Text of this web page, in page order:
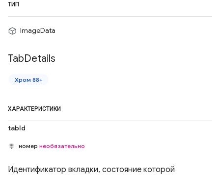
ТИП
ImageData
TabDetails
Хром 88+
ХАРАКТЕРИСТИКИ
tabId
номер необязательно
Идентификатор вкладки, состояние которой